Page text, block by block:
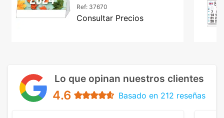
Ref: 37670
Consultar Precios
Lo que opinan nuestros clientes
4.6 Basado en 212 reseñas